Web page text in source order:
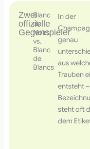
Zwei
offizielle
Gegenspieler
Blanc
de
Noirs
vs.
Blanc
de
Blancs
In der
genau
aus
Trauben
entsteht
steht oft
dem